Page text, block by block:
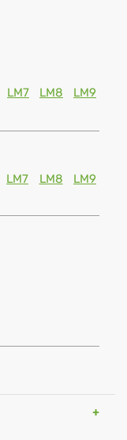
LM7 LM8
LM9
LM7 LM8
LM9